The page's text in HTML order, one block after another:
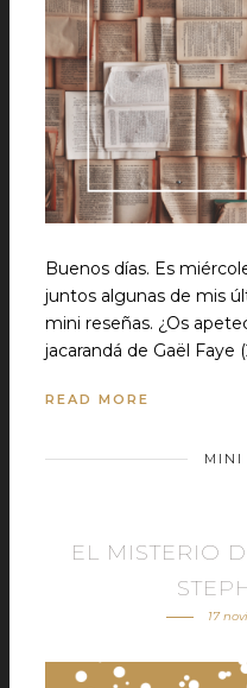
Buenos días. Es
juntos algunas de mis
mini reseñas. ¿Os
jacarandá de Gaël Faye
READ MORE
MINI
EL MISTERIO
17